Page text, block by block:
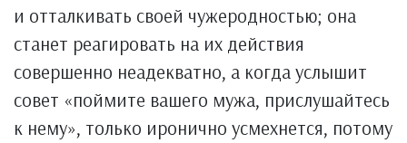
и отталкивать своей чужеродностью; она
станет реагировать на их действия
совершенно неадекватно, а когда услышит
совет «поймите вашего мужа, прислушайтесь
к нему», только иронично усмехнется, потому